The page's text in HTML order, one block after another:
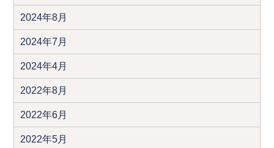
2024年8月
2024年7月
2024年4月
2022年8月
2022年6月
2022年5月